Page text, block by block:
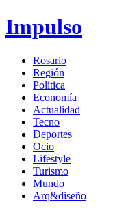
Impulso
Rosario
Región
Política
Economía
Actualidad
Tecno
Deportes
Ocio
Lifestyle
Turismo
Mundo
Arq&diseño